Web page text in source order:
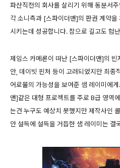
파산직전의 회사를 살리기 위해 동분서
각 소니측과 [스파이더맨]의 판권 계약
시키는데 성공합니다. 참으로 길고도 험
제임스 카메론이 떠난 [스파이더맨]의 빈
안, 데이빗 핀처 등이 고려되었지만 최종
어로물의 가능성을 보여준 샘 레이미에
맨]같은 대형 프로젝트를 주로 B급 영역
는건 누구도 예상치 못했지만 제작사인
안 설득에 설득을 거듭한 샘 레이미는 결